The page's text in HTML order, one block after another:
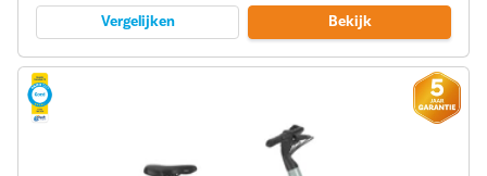
Vergelijken Bekijk